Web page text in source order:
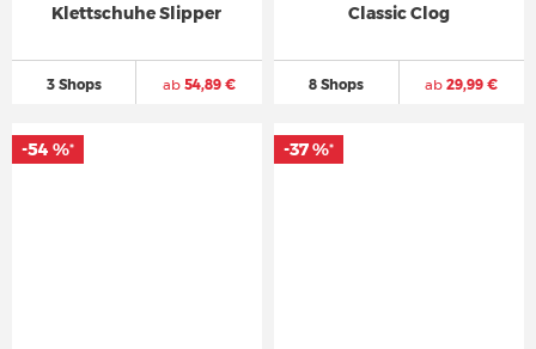
Klettschuhe Slipper
3 Shops ab54,89 €
Classic Clog
8 Shops ab 29,99 €
-54 %* -37 %*